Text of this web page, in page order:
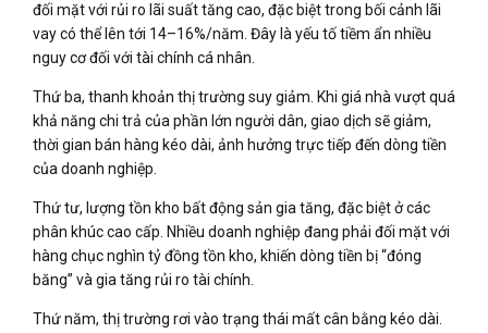
đối mặt với rủi ro lãi suất tăng cao, đặc biệt trong bối cảnh lãi
vay có thể lên tới 14–16%/năm. Đây là yếu tố tiềm ẩn nhiều
nguy cơ đối với tài chính cá nhân.
Thứ ba, thanh khoản thị trường suy giảm. Khi giá nhà vượt quá
khả năng chi trả của phần lớn người dân, giao dịch sẽ giảm,
thời gian bán hàng kéo dài, ảnh hưởng trực tiếp đến dòng tiền
của doanh nghiệp.
Thứ tư, lượng tồn kho bất động sản gia tăng, đặc biệt ở các
phân khúc cao cấp. Nhiều doanh nghiệp đang phải đối mặt với
hàng chục nghìn tỷ đồng tồn kho, khiến dòng tiền bị “đóng
băng” và gia tăng rủi ro tài chính.
Thứ năm, thị trường rơi vào trạng thái mất cân bằng kéo dài.